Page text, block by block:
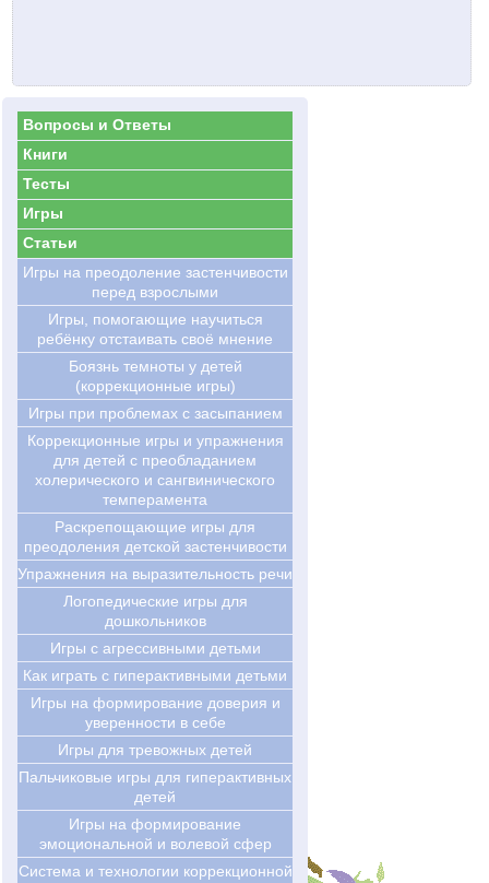
Вопросы и Ответы
Книги
Тесты
Игры
Статьи
Игры на преодоление застенчивости
перед взрослыми
Игры, помогающие научиться
ребёнку отстаивать своё мнение
Боязнь темноты у детей
(коррекционные игры)
Игры при проблемах с засыпанием
Коррекционные игры и упражнения
для детей с преобладанием
холерического и сангвинического
темперамента
Раскрепощающие игры для
преодоления детской застенчивости
Упражнения на выразительность речи
Логопедические игры для
дошкольников
Игры с агрессивными детьми
Как играть с гиперактивными детьми
Игры на формирование доверия и
уверенности в себе
Игры для тревожных детей
Пальчиковые игры для гиперактивных
детей
Игры на формирование
эмоциональной и волевой сфер
Система и технологии коррекционной